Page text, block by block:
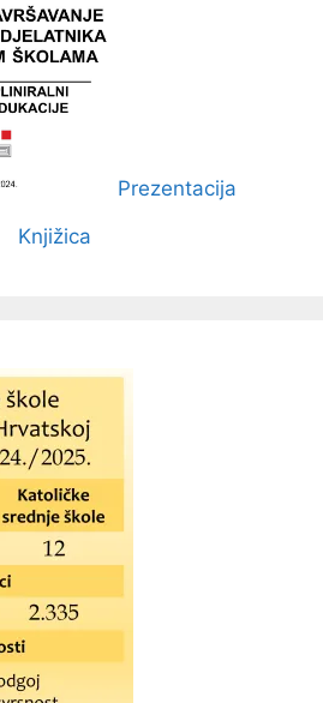
Prezentacija
Knjižica